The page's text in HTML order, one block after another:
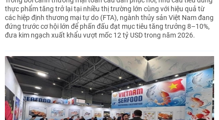
thực phẩm tăng trở lại tại nhiều thị trường lớn cùng với hiệu quả từ
các hiệp định thương mại tự do (FTA), ngành thủy sản Việt Nam đang
đứng trước cơ hội lớn để phấn đấu đạt mục tiêu tăng trưởng 8–10%,
đưa kim ngạch xuất khẩu vượt mốc 12 tỷ USD trong năm 2026.